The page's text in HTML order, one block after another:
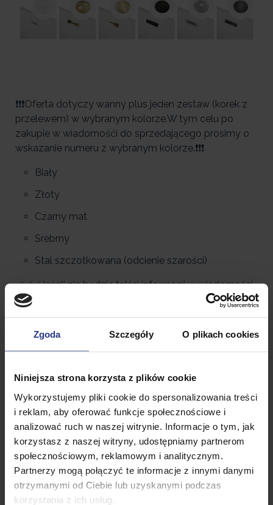
Zgoda Szczegóły O plikach cookies
Niniejsza strona korzysta z plików cookie
Wykorzystujemy pliki cookie do spersonalizowania treści
i reklam, aby oferować funkcje społecznościowe i
analizować ruch w naszej witrynie. Informacje o tym, jak
korzystasz z naszej witryny, udostępniamy partnerom
społecznościowym, reklamowym i analitycznym.
Partnerzy mogą połączyć te informacje z innymi danymi
otrzymanymi od Ciebie lub uzyskanymi podczas
korzystania z ich usług.
❗❗❗Oferta dotyczy wanny plus jeden zestaw (korek z
przelewem) w wybranym kolorze.W tym celu po
zakupie w wiadomośći do sprzedającego prosimy o
wskazanie numeru z wybranym kolorze.❗❗❗
Biały
Złoty
Czarny mat
Srebrny
Stal szczotkowana (odcienie szarości)
✅✅✅Jeżeli nie będzie takiej informacji w wiadomości
do sprzedającego, dodatki zostaną wysłane w